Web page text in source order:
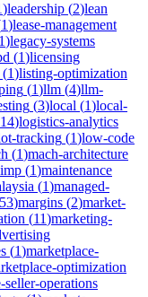
)leadership (2)lean
1)lease-management
1)legacy-systems
(1)licensing
(1)listing-optimization
(1)llm (4)llm-
(3)local (1)local-
14)logistics-analytics
tracking (1)low-code
(1)mach-architecture
(1)maintenance
(1)managed-
53)margins (2)market-
(11)marketing-
(1)marketplace-
optimization
seller-operations